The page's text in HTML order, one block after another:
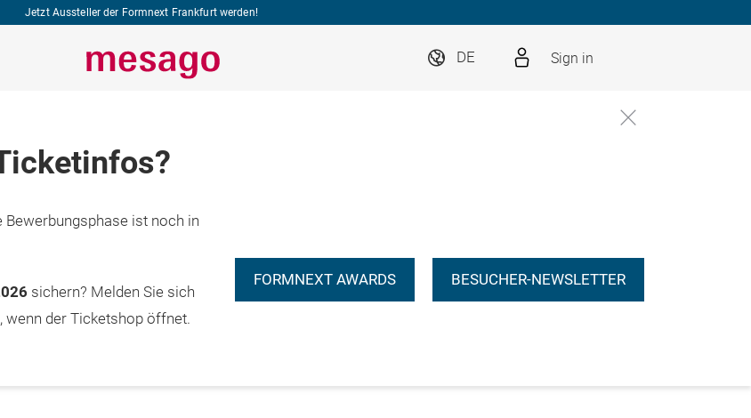
Jetzt Aussteller der Formnext Frankfurt werden!
DE Sign in
Bewerbungsphase ist noch in
sichern? Melden Sie sich
wenn der Ticketshop öffnet.
FORMNEXT AWARDS BESUCHER-NEWSLETTER